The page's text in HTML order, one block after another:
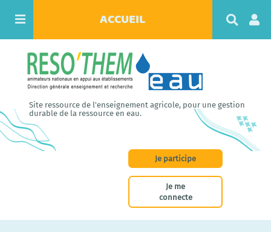
ACCUEIL
c
e
r
Site ressource de l'enseignement agricole, pour une gestion
durable de la ressource en eau.
Je participe
Je me
connecte